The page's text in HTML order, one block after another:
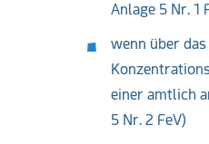
Anlage 5 Nr. 1
wenn über
einer amtlich
5 Nr. 2 FeV)